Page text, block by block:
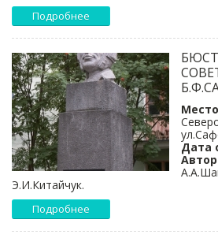
Подробнее
Дата
Э.И.Китайчук.
Подробнее